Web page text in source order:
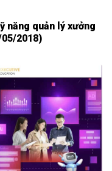
năng quản lý xưởng
2018)